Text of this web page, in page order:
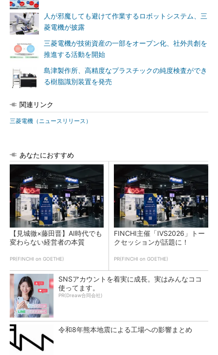
人が邪魔しても避けて作業するロボットシステム、三
菱電機が披露
三菱電機が技術資産の一部をオープン化、社外共創を
推進する活動を開始
島津製作所、高精度なプラスチックの純度検査ができ
る樹脂識別装置を発売
関連リンク
三菱電機（ニュースリリース）
あなたにおすすめ
【見城徹×藤田晋】AI時代でも
変わらない経営者の本質
PR(FINCHI on GOETHE)
FINCHI主催「IVS2026」トー
クセッションが話題に！
PR(FINCHI on GOETHE)
SNSアカウントを着実に成長。実はみんなココ
使ってます。
PR(Dreaw合同会社)
令和8年熊本地震による工場への影響まとめ